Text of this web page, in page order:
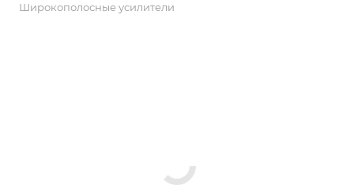
Широкополосные усилители